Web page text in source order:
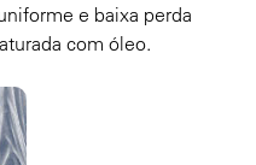
e baixa perda
com óleo.